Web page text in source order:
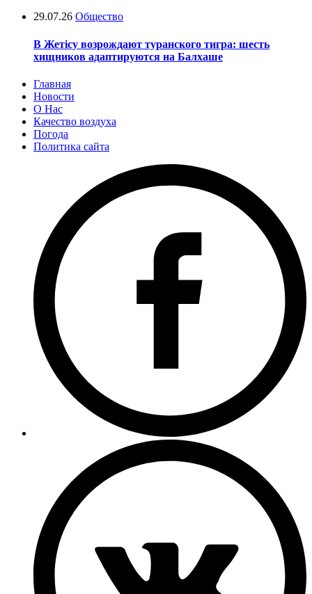
29.07.26 Общество
В Жетісу возрождают туранского тигра: шесть
хищников адаптируются на Балхаше
Главная
Новости
О Нас
Качество воздуха
Погода
Политика сайта